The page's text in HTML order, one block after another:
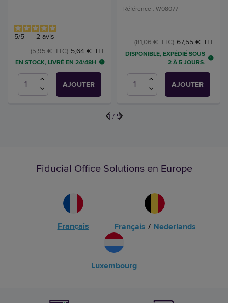
5/5 - 2 avis
5,64 € HT
(5,95 € TTC)
EN STOCK, LIVRÉ EN 24/48H
AJOUTER
Référence : W08077
67,55 € HT
(81,06 € TTC)
DISPONIBLE, EXPÉDIÉ SOUS
2 À 5 JOURS.
AJOUTER
1 / 9
Fiducial Office Solutions en Europe
Français Français / Nederlands
Luxembourg